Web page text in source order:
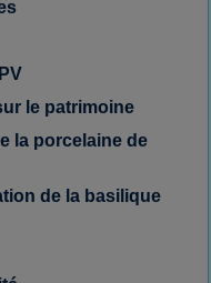
le patrimoine
la porcelaine de
de la basilique